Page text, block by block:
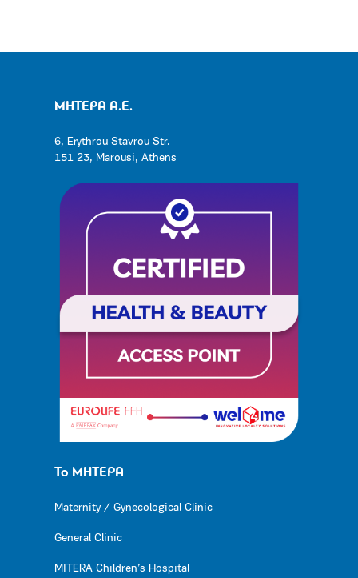
ΜΗΤΕΡΑ Α.Ε.
6, Erythrou Stavrou Str.
151 23, Marousi, Athens
Το ΜΗΤΕΡΑ
Maternity / Gynecological Clinic
General Clinic
MITERA Children’s Hospital